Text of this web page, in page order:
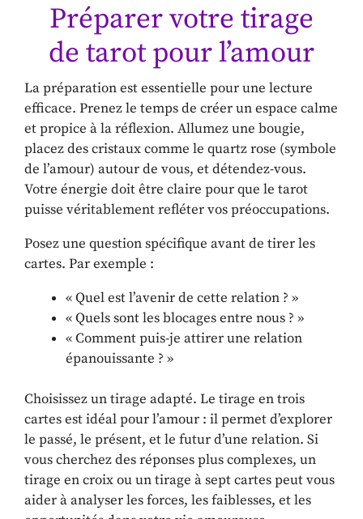
Préparer votre tirage
de tarot pour l’amour
La préparation est essentielle pour une lecture
efficace. Prenez le temps de créer un espace calme
et propice à la réflexion. Allumez une bougie,
placez des cristaux comme le quartz rose (symbole
de l’amour) autour de vous, et détendez-vous.
Votre énergie doit être claire pour que le tarot
puisse véritablement refléter vos préoccupations.
Posez une question spécifique avant de tirer les
cartes. Par exemple :
« Quel est l’avenir de cette relation ? »
« Quels sont les blocages entre nous ? »
« Comment puis-je attirer une relation
épanouissante ? »
Choisissez un tirage adapté. Le tirage en trois
cartes est idéal pour l’amour : il permet d’explorer
le passé, le présent, et le futur d’une relation. Si
vous cherchez des réponses plus complexes, un
tirage en croix ou un tirage à sept cartes peut vous
aider à analyser les forces, les faiblesses, et les